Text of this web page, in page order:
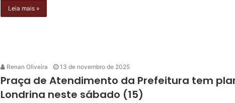
Leia mais »
Renan Oliveira 13 de novembro de 2025
Praça de Atendimento da Prefeitura tem
Londrina neste sábado (15)